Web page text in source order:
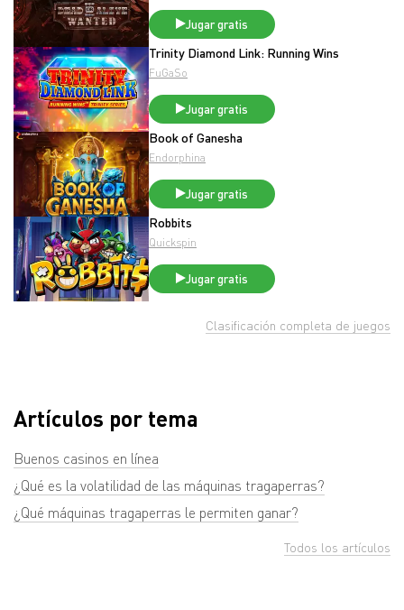
Jugar gratis
Trinity Diamond Link: Running Wins
FuGaSo
Jugar gratis
Book of Ganesha
Endorphina
Jugar gratis
Robbits
Quickspin
Jugar gratis
Clasificación completa de juegos
Artículos por tema
Buenos casinos en línea
¿Qué es la volatilidad de las máquinas tragaperras?
¿Qué máquinas tragaperras le permiten ganar?
Todos los artículos